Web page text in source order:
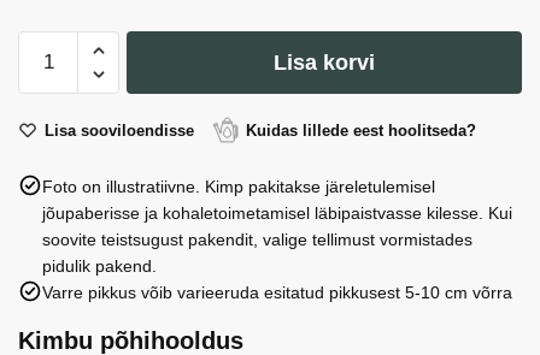
Mint
kogus
Lisa korvi
Lisa sooviloendisse Kuidas lillede eest hoolitseda?
Foto on illustratiivne. Kimp pakitakse järeletulemisel
jõupaberisse ja kohaletoimetamisel läbipaistvasse kilesse. Kui
soovite teistsugust pakendit, valige tellimust vormistades
pidulik pakend.
Varre pikkus võib varieeruda esitatud pikkusest 5-10 cm võrra
Kimbu põhihooldus